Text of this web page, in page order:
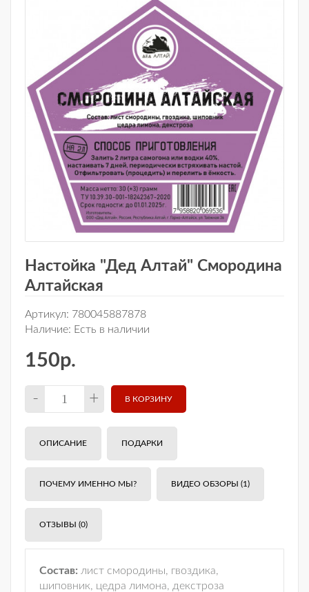
Настойка "Дед Алтай" Смородина
Алтайская
Артикул: 780045887878
Наличие: Есть в наличии
150р.
+
-
ОПИСАНИЕ ПОДАРКИ
ПОЧЕМУ ИМЕННО МЫ? ВИДЕО ОБЗОРЫ (1)
ОТЗЫВЫ (0)
Состав: лист смородины, гвоздика,
шиповник, цедра лимона, декстроза